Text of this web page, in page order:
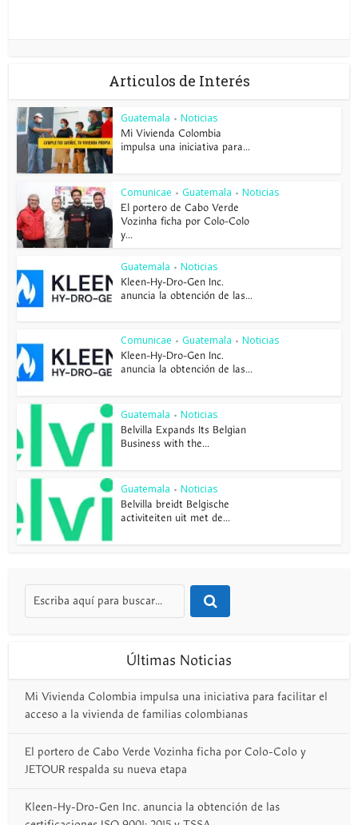
Articulos de Interés
Guatemala • Noticias
Mi Vivienda Colombia
impulsa una iniciativa para...
Comunicae • Guatemala • Noticias
El portero de Cabo Verde
Vozinha ficha por Colo-Colo
y...
Guatemala • Noticias
Kleen-Hy-Dro-Gen Inc.
anuncia la obtención de las...
Comunicae • Guatemala • Noticias
Kleen-Hy-Dro-Gen Inc.
anuncia la obtención de las...
Guatemala • Noticias
Belvilla Expands Its Belgian
Business with the...
Guatemala • Noticias
Belvilla breidt Belgische
activiteiten uit met de...
Últimas Noticias
Mi Vivienda Colombia impulsa una iniciativa para facilitar el
acceso a la vivienda de familias colombianas
El portero de Cabo Verde Vozinha ficha por Colo-Colo y
JETOUR respalda su nueva etapa
Kleen-Hy-Dro-Gen Inc. anuncia la obtención de las